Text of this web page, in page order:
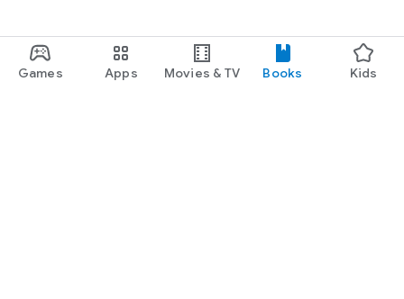
Games Apps Movies & TV Books Kids